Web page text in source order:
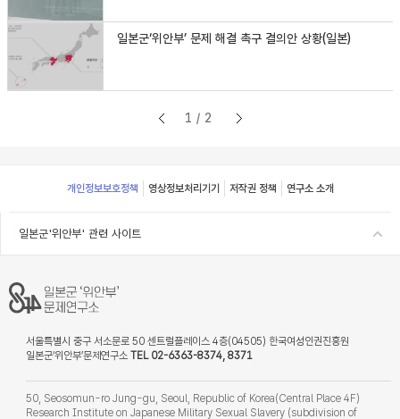
일본군‘위안부’ 문제 해결 촉구 결의안 상황(일본)
1/2
Footer
개인정보보호정책 영상정보처리기기 저작권 정책 연구소 소개
일본군'위안부' 관련 사이트
서울특별시 중구 서소문로 50 센트럴플레이스 4층(04505) 한국여성인권진흥원
일본군‘위안부’문제연구소 TEL 02-6363-8374, 8371
50, Seosomun-ro Jung-gu, Seoul, Republic of Korea(Central Place 4F)
Research Institute on Japanese Military Sexual Slavery (subdivision of